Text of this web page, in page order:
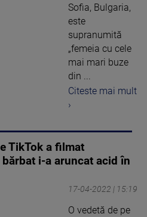
Sofia, Bulgaria,
este
supranumită
„femeia cu cele
mai mari buze
din ...
Citeste mai mult
›
TikTok a filmat
i-a aruncat acid în
17-04-2022 | 15:19
O vedetă de pe